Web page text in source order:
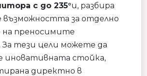
с до 235°и, разбира
възможността за отделно
на преносимите
тези цели можете да
иновативната стойка,
директно в